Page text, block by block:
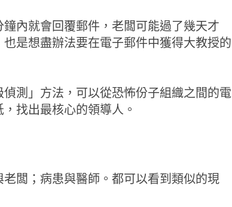
內就會回覆郵件，老闆可能過了幾天才
是想盡辦法要在電子郵件中獲得大教授的
測」方法，可以從恐怖份子組織之間的電
找出最核心的領導人。
闆；病患與醫師。都可以看到類似的現